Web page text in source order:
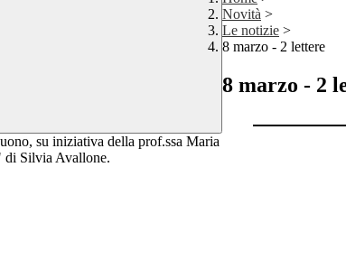
Novità >
Le notizie >
8 marzo - 2 lettere
8 marzo - 2
su iniziativa della prof.ssa Maria
di Silvia Avallone.